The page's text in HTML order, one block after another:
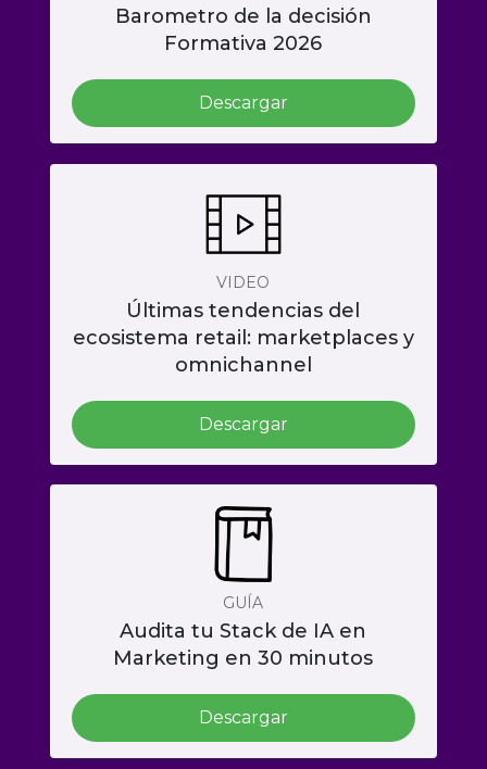
Barometro de la decisión
Formativa 2026
Descargar
VIDEO
Últimas tendencias del
ecosistema retail: marketplaces y
omnichannel
Descargar
GUÍA
Audita tu Stack de IA en
Marketing en 30 minutos
Descargar